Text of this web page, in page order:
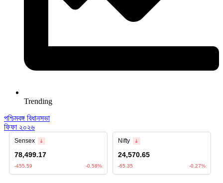
Trending
পশ্চিমবঙ্গ বিধানসভা
ফিফা ২০২৬